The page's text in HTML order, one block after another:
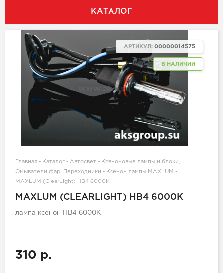
КАТАЛОГ
В НАЛИЧИИ
АРТИКУЛ: 00000014575
Главная - Каталог - Автосвет - Ксеноновые лампы и блоки,
Омыватели фар, Переходники - Ксенон лампы MAXLUM -
MAXLUM (ClearLight) HB4 6000K
MAXLUM (CLEARLIGHT) HB4 6000K
лампа ксенон НB4 6000K
310 р.